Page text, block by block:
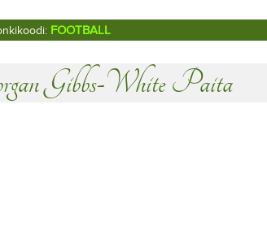
FOOTBALL
Gibbs-White Paita